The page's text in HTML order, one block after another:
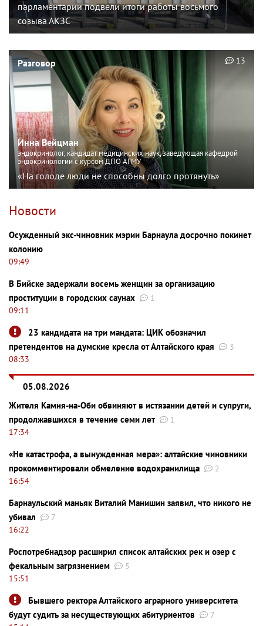
парламентарии подвели итоги работы восьмого
созыва АКЗС
Разговор
Инна Вейцман
эндокринолог, кандидат медицинских наук, заведующая кафедрой
эндокринологии с курсом ДПО АГМУ
«На голоде люди не способны долго протянуть»
13
Новости
Осужденный экс-чиновник мэрии Барнаула досрочно покинет
колонию
09:49
В Бийске задержали восемь женщин за организацию
проституции в городских саунах
1
09:11
23 кандидата на три мандата: ЦИК обозначил
претендентов на думские кресла от Алтайского края
3
08:33
05.08.2026
Жителя Камня-на-Оби обвиняют в истязании детей и супруги,
продолжавшихся в течение семи лет
1
17:34
«Не катастрофа, а вынужденная мера»: алтайские чиновники
прокомментировали обмеление водохранилища
2
16:54
Барнаульский маньяк Виталий Манишин заявил, что никого не
убивал
7
16:22
Роспотребнадзор расширил список алтайских рек и озер с
фекальным загрязнением
5
15:51
Бывшего ректора Алтайского аграрного университета
будут судить за несуществующих абитуриентов
7